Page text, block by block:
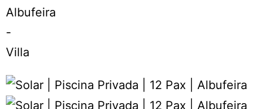
Albufeira
-
Villa